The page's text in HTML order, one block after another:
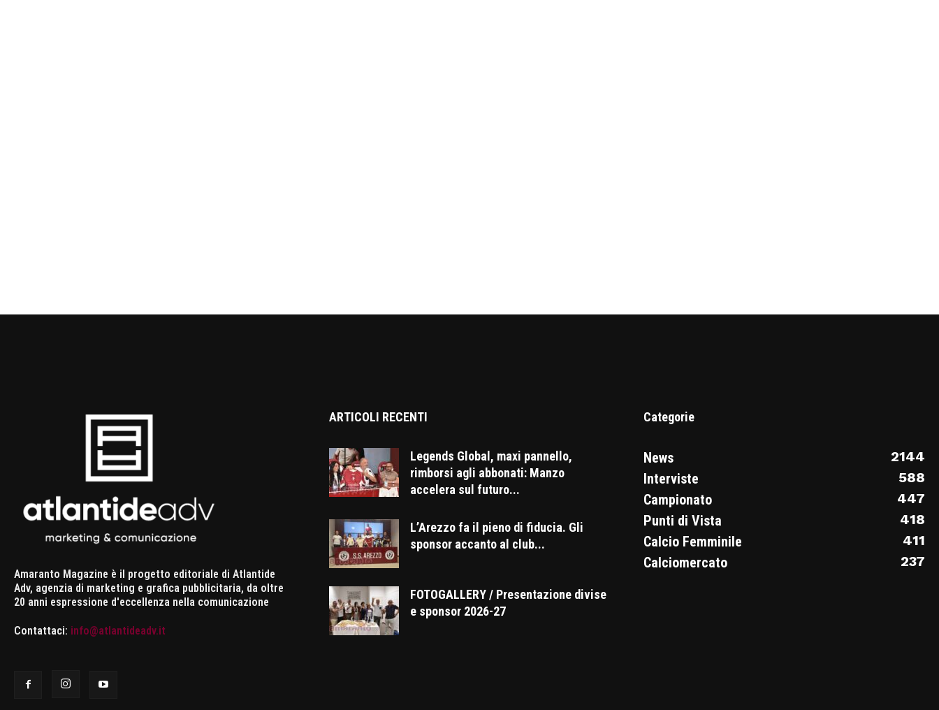
Amaranto Magazine è il progetto editoriale di Atlantide
Adv, agenzia di marketing e grafica pubblicitaria, da oltre
20 anni espressione d'eccellenza nella comunicazione
Contattaci: info@atlantideadv.it
ARTICOLI RECENTI
Legends Global, maxi pannello,
rimborsi agli abbonati: Manzo
accelera sul futuro...
L’Arezzo fa il pieno di fiducia. Gli
sponsor accanto al club...
FOTOGALLERY / Presentazione divise
e sponsor 2026-27
Categorie
News
2144
Interviste
588
Campionato
447
Punti di Vista
418
Calcio Femminile
411
Calciomercato
237